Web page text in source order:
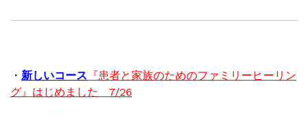
・ 新しいコース 『患者と家族のためのファミリーヒーリン
グ』はじめました 7/26